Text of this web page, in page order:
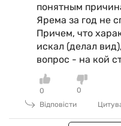
понятным
Ярема за год не
Причем, что
искал (делал
вопрос - на кой
0
0
Відповісти